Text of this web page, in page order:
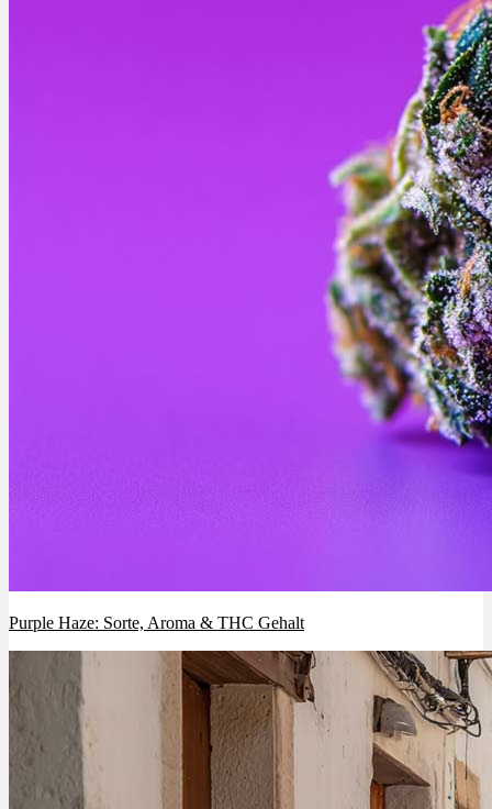
Purple Haze: Sorte, Aroma & THC Gehalt